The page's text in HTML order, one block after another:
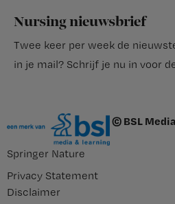
Nursing nieuwsbrief
Twee keer per week de
in je mail? Schrijf je nu in voor
© BSL
Springer Nature
Privacy Statement
Disclaimer